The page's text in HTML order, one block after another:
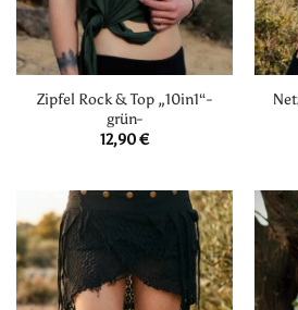
Zipfel Rock & Top „10in1“-
grün-
12,90€